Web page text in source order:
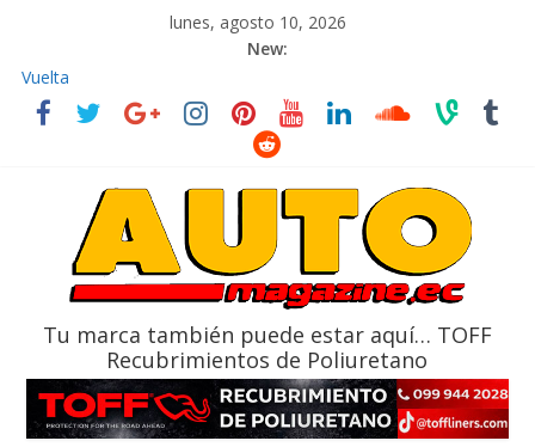
lunes, agosto 10, 2026
New:
La FEDAK recibe 12 Sinotruk Bolden para cubrir las rutas de La
Vuelta
El costo de tener un vehículo gana protagonismo a la hora de
¿Qué puede pasar con tu vehículo si permanece varios días sin
La Vuelta al Ecuador 2026, edición 47ª, recorre 7 provincias en 8
Tu marca también puede estar aquí… TOFF
Recubrimientos de Poliuretano